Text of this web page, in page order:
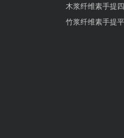
木浆纤维素手提
竹浆纤维素手提